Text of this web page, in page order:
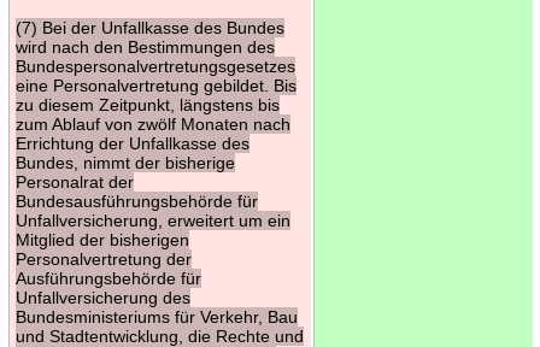
(7) Bei der Unfallkasse des Bundes
wird nach den Bestimmungen des
Bundespersonalvertretungsgesetzes
eine Personalvertretung gebildet. Bis
zu diesem Zeitpunkt, längstens bis
zum Ablauf von zwölf Monaten nach
Errichtung der Unfallkasse des
Bundes, nimmt der bisherige
Personalrat der
Bundesausführungsbehörde für
Unfallversicherung, erweitert um ein
Mitglied der bisherigen
Personalvertretung der
Ausführungsbehörde für
Unfallversicherung des
Bundesministeriums für Verkehr, Bau
und Stadtentwicklung, die Rechte und